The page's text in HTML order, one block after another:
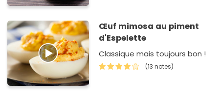
Œuf mimosa au piment
d'Espelette
Classique mais toujours bon !
(13 notes)